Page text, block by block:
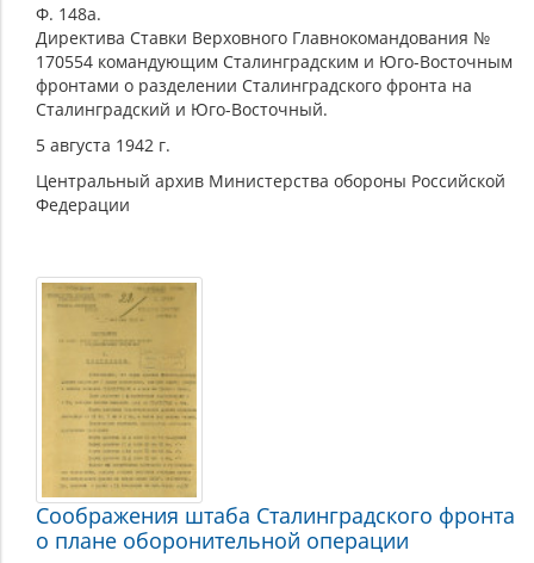
Ф. 148а.
Директива Ставки Верховного Главнокомандования №
170554 командующим Сталинградским и Юго-Восточным
фронтами о разделении Сталинградского фронта на
Сталинградский и Юго-Восточный.
5 августа 1942 г.
Центральный архив Министерства обороны Российской
Федерации
Соображения штаба Сталинградского фронта
о плане оборонительной операции